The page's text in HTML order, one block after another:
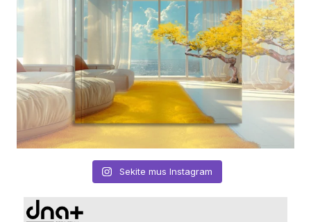
Sekite mus Instagram